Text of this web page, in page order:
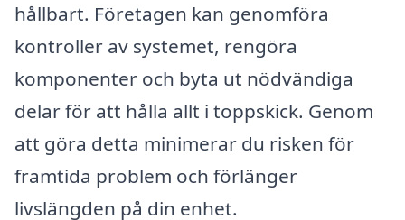
hållbart. Företagen kan genomföra
kontroller av systemet, rengöra
komponenter och byta ut nödvändiga
delar för att hålla allt i toppskick. Genom
att göra detta minimerar du risken för
framtida problem och förlänger
livslängden på din enhet.